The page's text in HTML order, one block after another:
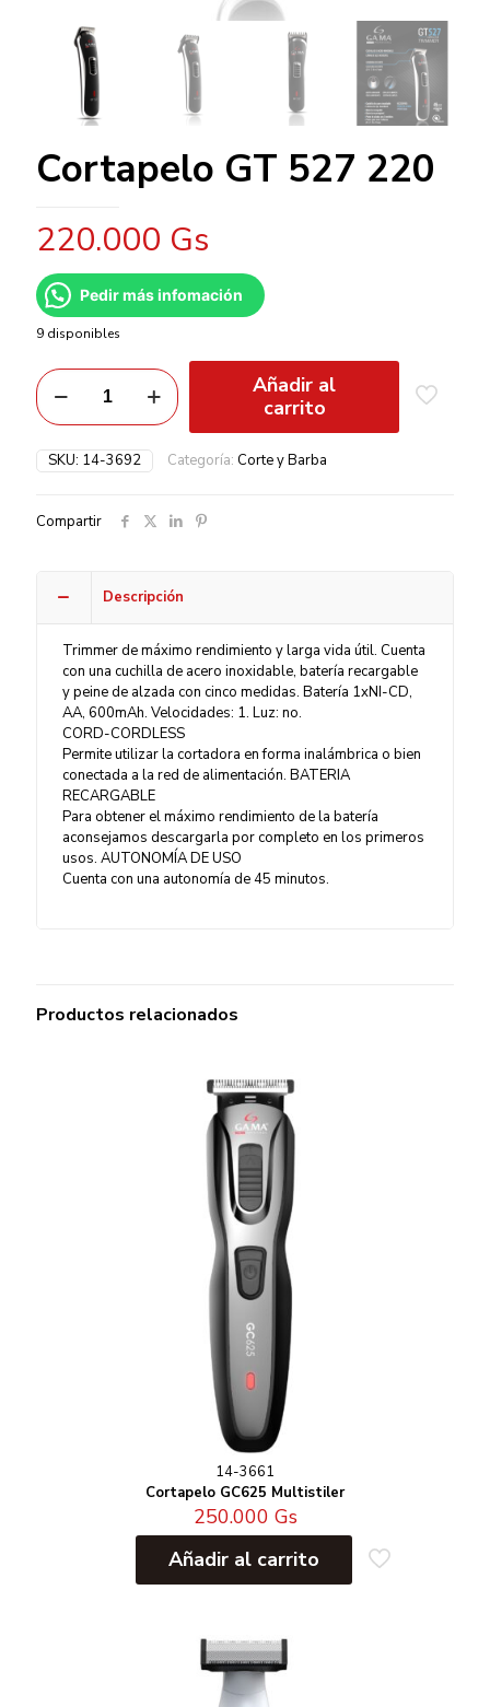
Cortapelo GT 527 220
220.000 Gs
Pedir más infomación
9 disponibles
Añadir al
carrito
SKU: 14-3692 Categoría: Corte y Barba
Compartir
Descripción
Trimmer de máximo rendimiento y larga vida útil. Cuenta
con una cuchilla de acero inoxidable, batería recargable
y peine de alzada con cinco medidas. Batería 1xNI-CD,
AA, 600mAh. Velocidades: 1. Luz: no.
CORD-CORDLESS
Permite utilizar la cortadora en forma inalámbrica o bien
conectada a la red de alimentación. BATERIA
RECARGABLE
Para obtener el máximo rendimiento de la batería
aconsejamos descargarla por completo en los primeros
usos. AUTONOMÍA DE USO
Cuenta con una autonomía de 45 minutos.
Productos relacionados
14-3661
Cortapelo GC625 Multistiler
250.000 Gs
Añadir al carrito